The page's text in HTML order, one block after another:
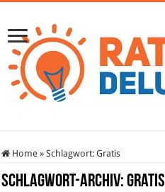
Home » Schlagwort:Gratis
Schlagwort-Archiv:Gratis